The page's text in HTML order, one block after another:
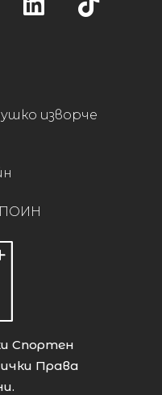
изворче
Спортен
Права